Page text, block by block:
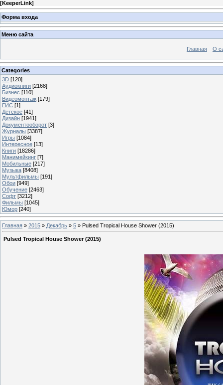
[KeeperLink]
Форма входа
Меню сайта
Главная О
Categories
3D [120]
Аудиокниги [2168]
Бизнес [110]
Видеомонтаж [179]
ГИС [1]
Детское [41]
Дизайн [1941]
Документооборот [3]
Журналы [3387]
Игры [1084]
Интересное [13]
Книги [18286]
Манимейкинг [7]
Мобильные [217]
Музыка [8408]
Мультфильмы [191]
Обои [949]
Обучение [2463]
Софт [3212]
Фильмы [1045]
Юмор [240]
Главная » 2015 » Декабрь » 5 » Pulsed Tropical House Shower (2015)
Pulsed Tropical House Shower (2015)